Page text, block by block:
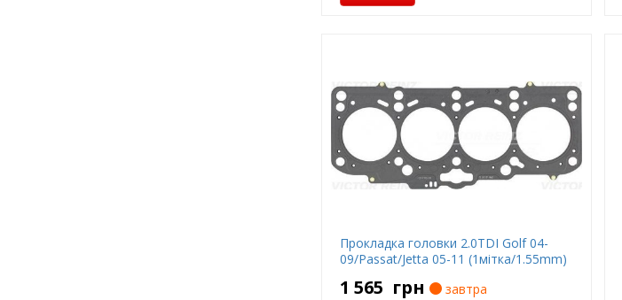
Прокладка головки 2.0TDI Golf 04-
09/Passat/Jetta 05-11 (1мітка/1.55mm)
1 565 грн
завтра